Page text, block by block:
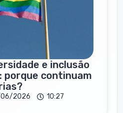
e inclusão
porque continuam
2026 10:27